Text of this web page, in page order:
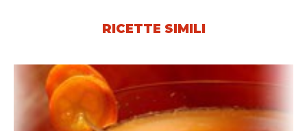
RICETTE SIMILI